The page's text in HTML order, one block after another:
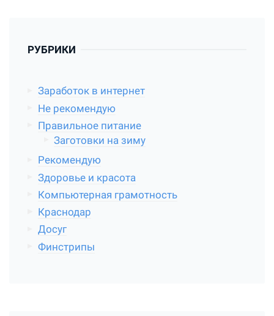
РУБРИКИ
Заработок в интернет
Не рекомендую
Правильное питание
Заготовки на зиму
Рекомендую
Здоровье и красота
Компьютерная грамотность
Краснодар
Досуг
Финстрипы